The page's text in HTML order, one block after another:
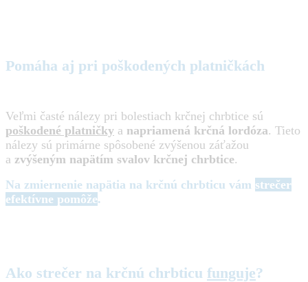
Pomáha aj pri poškodených platničkách
Veľmi časté nálezy pri bolestiach krčnej chrbtice sú
poškodené platničky a napriamená krčná lordóza. Tieto
nálezy sú primárne spôsobené zvýšenou záťažou
a zvýšeným napätím svalov krčnej chrbtice.
Na zmiernenie napätia na krčnú chrbticu vám strečer
efektívne pomôže.
Ako strečer na krčnú chrbticu funguje?